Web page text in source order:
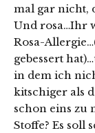
mal gar nicht,
Und rosa…Ihr
Rosa-
gebessert
in dem ich
kitschiger als
schon eins zu
Stoffe? Es soll